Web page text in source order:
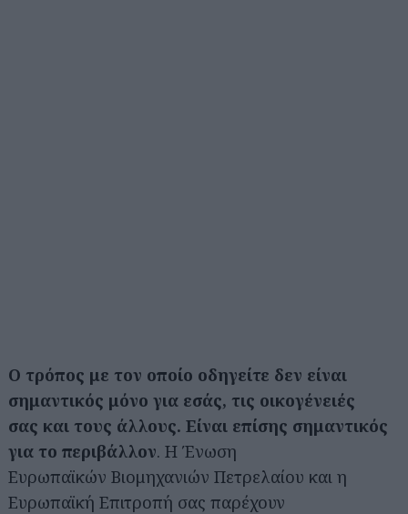
Ο τρόπος με τον οποίο οδηγείτε δεν είναι
σημαντικός μόνο για εσάς, τις οικογένειές
σας και τους άλλους. Είναι επίσης σημαντικός
για το περιβάλλον. Η Ένωση
Ευρωπαϊκών Βιομηχανιών Πετρελαίου και η
Ευρωπαϊκή Επιτροπή σας παρέχουν